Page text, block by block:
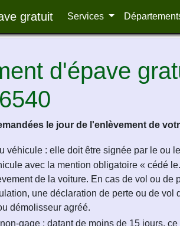
gratuit Services
d'épave
le jour de l'enlèvement de
véhicule : elle doit être signée par le ou
avec la mention obligatoire « cédé
de la voiture. En cas de vol ou de
une déclaration de perte ou de vol
démolisseur agréé.
gage : datant de moins de 15 jours, ce